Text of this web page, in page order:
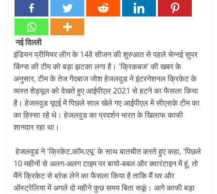
नई दिल्ली
इंडियन प्रीमियर लीग के 14वें सीजन की शुरुआत से पहले चेन्नई सुपर
किंग्स की टीम को बड़ा झटका लगा है। 'क्रिकबज' की खबर के
अनुसार, टीम के तेज गेंदबाज जोश हेजलवुड ने इंटरनेशनल क्रिकेट के
व्यस्त शेड्यूल को देखते हुए आईपीएल 2021 से हटने का फैसला किया
है। हेजलवुड यूएई में पिछले साल खेले गए आईपीएल में सीएसके टीम का
का हिस्सा रहे थे। हेजलवुड का प्रदर्शन भारत के खिलाफ काफी
शानदार रहा था।
हेजलवुड ने 'क्रिकेट.कॉम.एयू' के साथ बातचीत करते हुए कहा, 'पिछले
10 महीनों से अलग-अलग टाइम पर बायो-बबल और क्वारंटाइन में हूं, तो
मैंने क्रिकेट से ब्रेक लेने का फैसला किया है ताकि मैं घर और
ऑस्ट्रेलिया में अगले दो महीने कुछ समय बिता सकूं। आगे काफी बड़ा